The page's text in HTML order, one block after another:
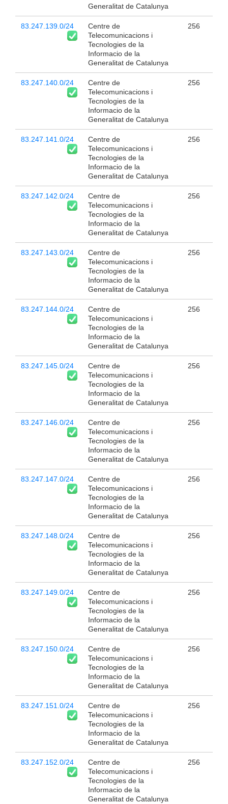
Generalitat de Catalunya
83.247.139.0/24
Centre de
Telecomunicacions i
Tecnologies de la
Informacio de la
Generalitat de Catalunya
256
83.247.140.0/24
Centre de
Telecomunicacions i
Tecnologies de la
Informacio de la
Generalitat de Catalunya
256
83.247.141.0/24
Centre de
Telecomunicacions i
Tecnologies de la
Informacio de la
Generalitat de Catalunya
256
83.247.142.0/24
Centre de
Telecomunicacions i
Tecnologies de la
Informacio de la
Generalitat de Catalunya
256
83.247.143.0/24
Centre de
Telecomunicacions i
Tecnologies de la
Informacio de la
Generalitat de Catalunya
256
83.247.144.0/24
Centre de
Telecomunicacions i
Tecnologies de la
Informacio de la
Generalitat de Catalunya
256
83.247.145.0/24
Centre de
Telecomunicacions i
Tecnologies de la
Informacio de la
Generalitat de Catalunya
256
83.247.146.0/24
Centre de
Telecomunicacions i
Tecnologies de la
Informacio de la
Generalitat de Catalunya
256
83.247.147.0/24
Centre de
Telecomunicacions i
Tecnologies de la
Informacio de la
Generalitat de Catalunya
256
83.247.148.0/24
Centre de
Telecomunicacions i
Tecnologies de la
Informacio de la
Generalitat de Catalunya
256
83.247.149.0/24
Centre de
Telecomunicacions i
Tecnologies de la
Informacio de la
Generalitat de Catalunya
256
83.247.150.0/24
Centre de
Telecomunicacions i
Tecnologies de la
Informacio de la
Generalitat de Catalunya
256
83.247.151.0/24
Centre de
Telecomunicacions i
Tecnologies de la
Informacio de la
Generalitat de Catalunya
256
83.247.152.0/24
Centre de
Telecomunicacions i
Tecnologies de la
Informacio de la
Generalitat de Catalunya
256